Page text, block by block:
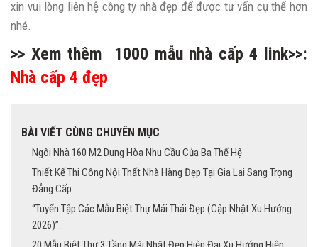
xin vui lòng liên hệ công ty nhà đẹp để được tư vấn cụ thể hơn
nhé.
>> Xem thêm 1000 mẫu nhà cấp 4 link>>:
Nhà cấp 4 đẹp
BÀI VIẾT CÙNG CHUYÊN MỤC
Ngôi Nhà 160 M2 Dung Hòa Nhu Cầu Của Ba Thế Hệ
Thiết Kế Thi Công Nội Thất Nhà Hàng Đẹp Tại Gia Lai Sang Trọng
Đẳng Cấp
“Tuyển Tập Các Mẫu Biệt Thự Mái Thái Đẹp (Cập Nhật Xu Hướng
2026)”.